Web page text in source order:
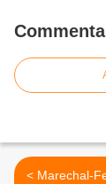
< Marechal-Ferrand 1900 à